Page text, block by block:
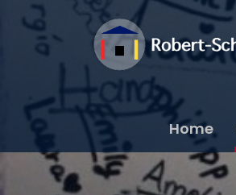
Home